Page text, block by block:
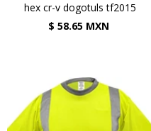
hex cr-v dogotuls tf2015
$ 58.65 MXN